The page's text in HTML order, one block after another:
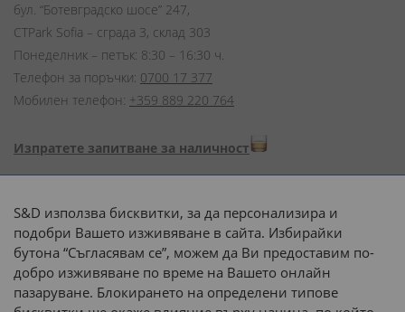
бул. “Ботевградско шосе” 247,
CTPark Sofia – сграда 3, склад 303
Понеделник – петък: 8:30 – 16:30 ч.
Телефон за поръчки: 0700 17 377
Мобилен телефон: +359 889 220 764
Изпратете запитване за наличност
Начини на плащане:
Доставка до адрес с:
S&D използва бисквитки, за да персонализира и
подобри Вашето изживяване в сайта. Избирайки
бутона “Съгласявам се”, можем да Ви предоставим по-
добро изживяване по време на Вашето онлайн
пазаруване. Блокирането на определени типове